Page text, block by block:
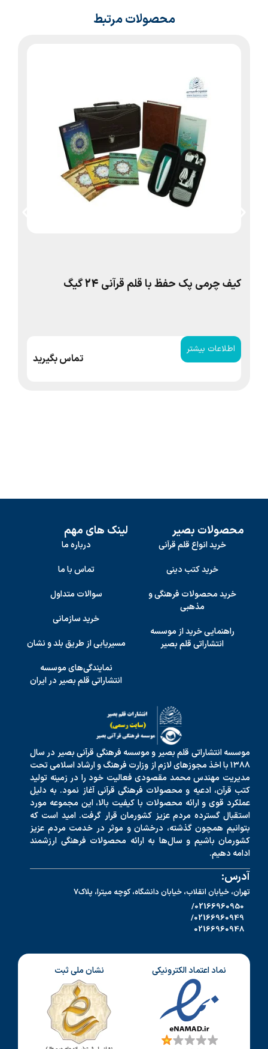
محصولات مرتبط
کیف چرمی پک حفظ با قلم قرآنی 24 گیگ
اطلاعات بیشتر
تماس بگیرید
محصولات بصیر
خرید انواع قلم قرآنی
خرید کتب دینی
خرید محصولات فرهنگی و
مذهبی
راهنمایی خرید از موسسه
انتشاراتی قلم بصیر
لینک های مهم
درباره ما
تماس با ما
سوالات متداول
خرید سازمانی
مسیریابی از طریق بلد و نشان
نمایندگی‌های موسسه
انتشاراتی قلم بصیر در ایران
موسسه انتشاراتی قلم بصیر و موسسه فرهنگی قرآنی بصیر در سال
۱۳۸۸ با اخذ مجوزهای لازم از وزارت فرهنگ و ارشاد اسلامی تحت
مدیریت مهندس محمد مقصودی فعالیت خود را در زمینه تولید
کتب قرآن، ادعیه و محصولات فرهنگی قرآنی آغاز نمود. به دلیل
عملکرد قوی و ارائه محصولات با کیفیت بالا، این مجموعه مورد
استقبال گسترده مردم عزیز کشورمان قرار گرفت. امید است که
بتوانیم همچون گذشته، درخشان و موثر در خدمت مردم عزیز
کشورمان باشیم و سال‌ها به ارائه محصولات فرهنگی ارزشمند
ادامه دهیم.
آدرس:
تهران، خیابان انقلاب، خیابان دانشگاه، کوچه میترا، پلاک7
02166960950/
02166960949/
02166960948
نماد اعتماد الکترونیکی نشان ملی ثبت